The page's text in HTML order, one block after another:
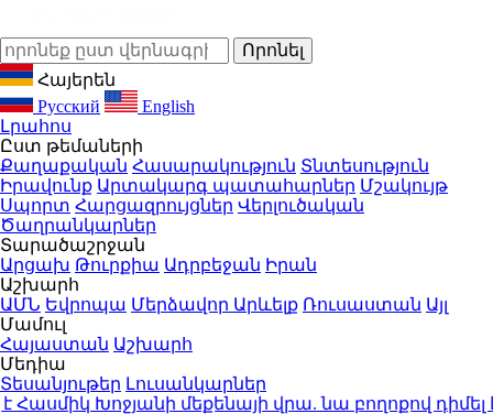
Հայերեն
Русский
English
Լրահոս
Ըստ թեմաների
Քաղաքական Հասարակություն Տնտեսություն
Իրավունք Արտակարգ պատահարներ Մշակույթ
Սպորտ Հարցազրույցներ Վերլուծական
Ծաղրանկարներ
Տարածաշրջան
Արցախ Թուրքիա Ադրբեջան Իրան
Աշխարհ
ԱՄՆ Եվրոպա Մերձավոր Արևելք Ռուսաստան Այլ
Մամուլ
Հայաստան Աշխարհ
Մեդիա
Տեսանյութեր Լուսանկարներ
Խոջյանի մեքենայի վրա. նա բողոքով դիմել